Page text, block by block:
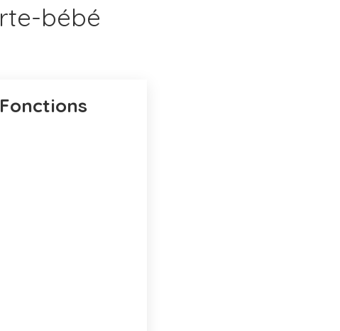
bébé